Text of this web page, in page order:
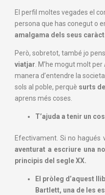
El perfil moltes vegades el
persona que has conegut o
amalgama dels seus
Però, sobretot, també jo
viatjar . M’he mogut molt
manera d’entendre la
sols al poble, perquè surts
aprens més coses.
T’ajuda a tenir un
Efectivament. Si no hagués
aventurat a escriure una
principis del segle XX.
El pròleg d’aquest
Bartlett, una de les